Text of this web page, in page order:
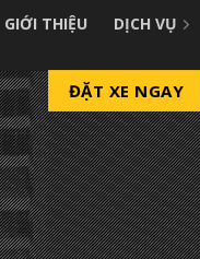
GIỚI THIỆU DỊCH VỤ
ĐẶT XE NGAY